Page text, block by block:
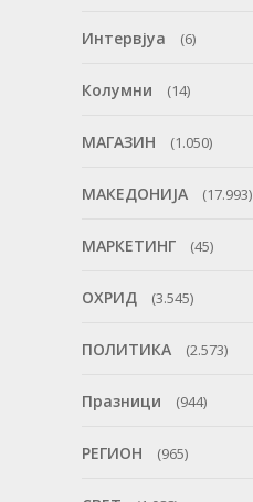
Интервјуа (6)
Колумни (14)
МАГАЗИН (1.050)
МАКЕДОНИЈА (17.993)
МАРКЕТИНГ (45)
ОХРИД (3.545)
ПОЛИТИКА (2.573)
Празници (944)
РЕГИОН (965)